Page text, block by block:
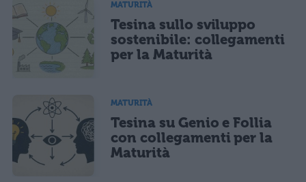
MATURITÀ
Tesina sullo sviluppo
sostenibile: collegamenti
per la Maturità
MATURITÀ
Tesina su Genio e Follia
con collegamenti per la
Maturità